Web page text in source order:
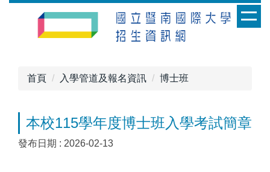
首頁 入學管道及報名資訊 博士班
本校115學年度博士班入學考試簡章
發布日期 : 2026-02-13